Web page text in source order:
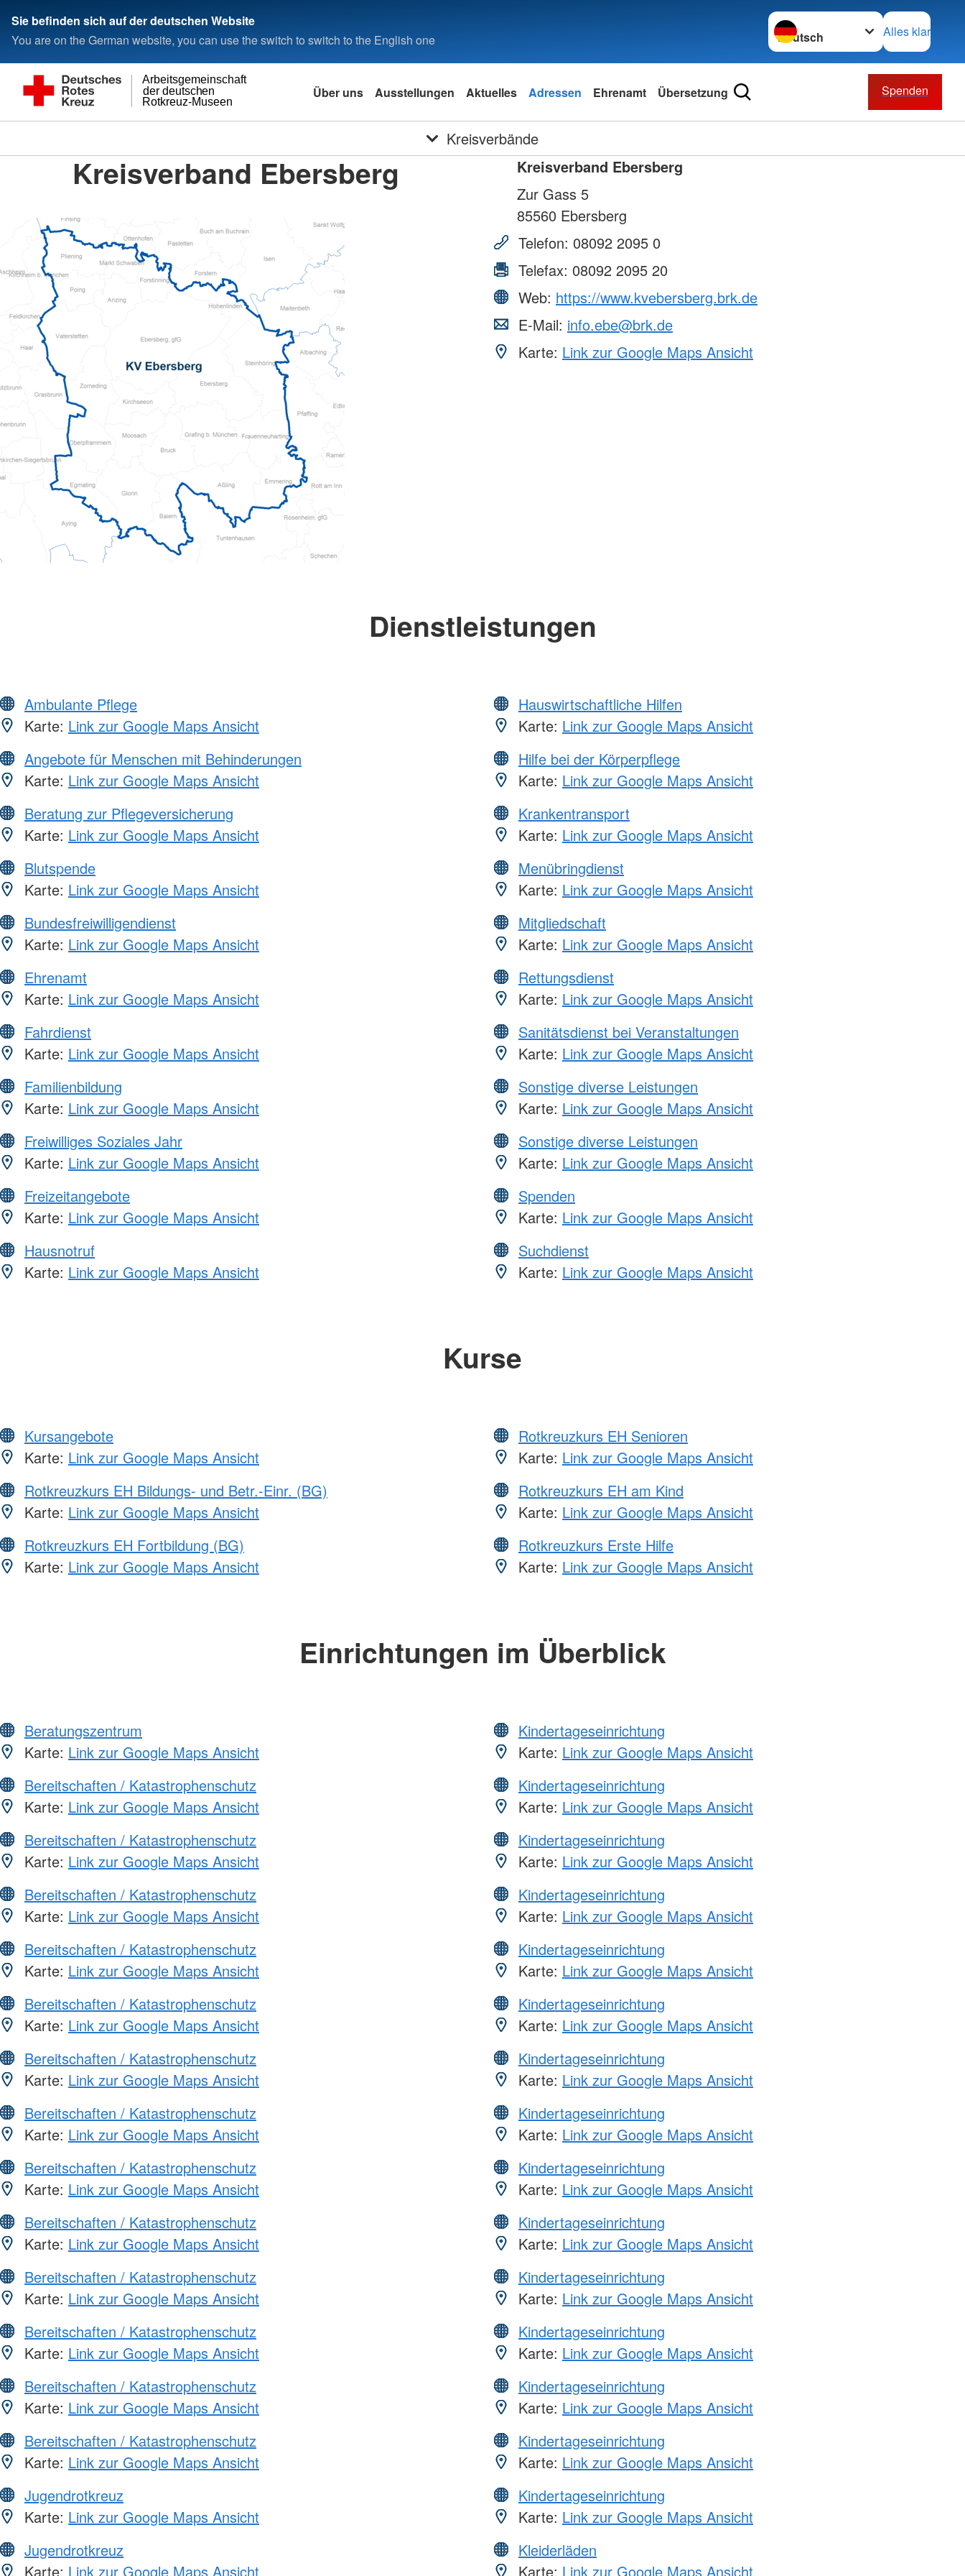
Sie befinden sich auf der deutschen Website
You are on the German website, you can use the switch to switch to the English one
Sprache wechseln zu
Alles klar
Rotkreuz-Museen
der deutschen
Arbeitsgemeinschaft
Über uns Ausstellungen Aktuelles Adressen Ehrenamt Übersetzung Spenden
Kreisverbände
Kreisverband Ebersberg
Kreisverband Ebersberg
Zur Gass 5
85560 Ebersberg
Telefon: 08092 2095 0
Telefax: 08092 2095 20
Web: https://www.kvebersberg.brk.de
E-Mail: info.ebe@brk.de
Karte: Link zur Google Maps Ansicht
Dienstleistungen
Ambulante Pflege
Karte: Link zur Google Maps Ansicht
Angebote für Menschen mit Behinderungen
Karte: Link zur Google Maps Ansicht
Beratung zur Pflegeversicherung
Karte: Link zur Google Maps Ansicht
Blutspende
Karte: Link zur Google Maps Ansicht
Bundesfreiwilligendienst
Karte: Link zur Google Maps Ansicht
Ehrenamt
Karte: Link zur Google Maps Ansicht
Fahrdienst
Karte: Link zur Google Maps Ansicht
Familienbildung
Karte: Link zur Google Maps Ansicht
Freiwilliges Soziales Jahr
Karte: Link zur Google Maps Ansicht
Freizeitangebote
Karte: Link zur Google Maps Ansicht
Hausnotruf
Karte: Link zur Google Maps Ansicht
Hauswirtschaftliche Hilfen
Karte: Link zur Google Maps Ansicht
Hilfe bei der Körperpflege
Karte: Link zur Google Maps Ansicht
Krankentransport
Karte: Link zur Google Maps Ansicht
Menübringdienst
Karte: Link zur Google Maps Ansicht
Mitgliedschaft
Karte: Link zur Google Maps Ansicht
Rettungsdienst
Karte: Link zur Google Maps Ansicht
Sanitätsdienst bei Veranstaltungen
Karte: Link zur Google Maps Ansicht
Sonstige diverse Leistungen
Karte: Link zur Google Maps Ansicht
Sonstige diverse Leistungen
Karte: Link zur Google Maps Ansicht
Spenden
Karte: Link zur Google Maps Ansicht
Suchdienst
Karte: Link zur Google Maps Ansicht
Kurse
Kursangebote
Karte: Link zur Google Maps Ansicht
Rotkreuzkurs EH Bildungs- und Betr.-Einr. (BG)
Karte: Link zur Google Maps Ansicht
Rotkreuzkurs EH Fortbildung (BG)
Karte: Link zur Google Maps Ansicht
Rotkreuzkurs EH Senioren
Karte: Link zur Google Maps Ansicht
Rotkreuzkurs EH am Kind
Karte: Link zur Google Maps Ansicht
Rotkreuzkurs Erste Hilfe
Karte: Link zur Google Maps Ansicht
Einrichtungen im Überblick
Beratungszentrum
Karte: Link zur Google Maps Ansicht
Bereitschaften / Katastrophenschutz
Karte: Link zur Google Maps Ansicht
Bereitschaften / Katastrophenschutz
Karte: Link zur Google Maps Ansicht
Bereitschaften / Katastrophenschutz
Karte: Link zur Google Maps Ansicht
Bereitschaften / Katastrophenschutz
Karte: Link zur Google Maps Ansicht
Bereitschaften / Katastrophenschutz
Karte: Link zur Google Maps Ansicht
Bereitschaften / Katastrophenschutz
Karte: Link zur Google Maps Ansicht
Bereitschaften / Katastrophenschutz
Karte: Link zur Google Maps Ansicht
Bereitschaften / Katastrophenschutz
Karte: Link zur Google Maps Ansicht
Bereitschaften / Katastrophenschutz
Karte: Link zur Google Maps Ansicht
Bereitschaften / Katastrophenschutz
Karte: Link zur Google Maps Ansicht
Bereitschaften / Katastrophenschutz
Karte: Link zur Google Maps Ansicht
Bereitschaften / Katastrophenschutz
Karte: Link zur Google Maps Ansicht
Bereitschaften / Katastrophenschutz
Karte: Link zur Google Maps Ansicht
Jugendrotkreuz
Karte: Link zur Google Maps Ansicht
Jugendrotkreuz
Karte: Link zur Google Maps Ansicht
Kindertageseinrichtung
Karte: Link zur Google Maps Ansicht
Kindertageseinrichtung
Karte: Link zur Google Maps Ansicht
Kindertageseinrichtung
Karte: Link zur Google Maps Ansicht
Kindertageseinrichtung
Karte: Link zur Google Maps Ansicht
Kindertageseinrichtung
Karte: Link zur Google Maps Ansicht
Kindertageseinrichtung
Karte: Link zur Google Maps Ansicht
Kindertageseinrichtung
Karte: Link zur Google Maps Ansicht
Kindertageseinrichtung
Karte: Link zur Google Maps Ansicht
Kindertageseinrichtung
Karte: Link zur Google Maps Ansicht
Kindertageseinrichtung
Karte: Link zur Google Maps Ansicht
Kindertageseinrichtung
Karte: Link zur Google Maps Ansicht
Kindertageseinrichtung
Karte: Link zur Google Maps Ansicht
Kindertageseinrichtung
Karte: Link zur Google Maps Ansicht
Kindertageseinrichtung
Karte: Link zur Google Maps Ansicht
Kindertageseinrichtung
Karte: Link zur Google Maps Ansicht
Kleiderläden
Karte: Link zur Google Maps Ansicht